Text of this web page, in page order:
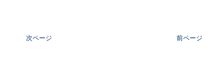
前ページ
次ページ